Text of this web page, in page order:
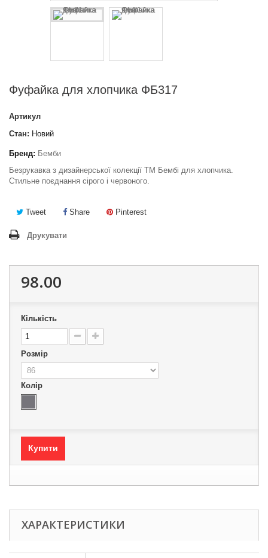
Фуфайка для хлопчика ФБ317
Артикул
Стан: Новий
Бренд: Бемби
Безрукавка з дизайнерської колекції ТМ Бембі для хлопчика.
Стильне поєднання сірого і червоного.
Tweet Share Pinterest
Друкувати
98.00
Кількість
Розмір
Колір
Купити
ХАРАКТЕРИСТИКИ